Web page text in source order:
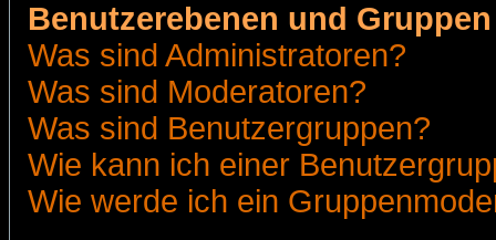
Benutzerebenen und Gruppen
Was sind Administratoren?
Was sind Moderatoren?
Was sind Benutzergruppen?
Wie kann ich einer
Wie werde ich ein